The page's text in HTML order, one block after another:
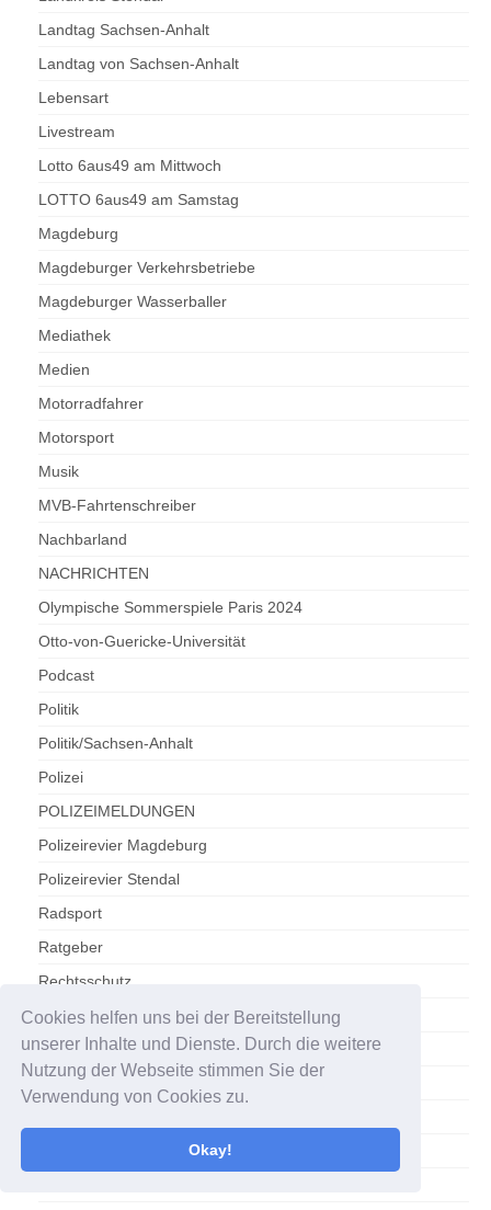
Cookies helfen uns bei der Bereitstellung
unserer Inhalte und Dienste. Durch die weitere
Nutzung der Webseite stimmen Sie der
Verwendung von Cookies zu.
Okay!
Landtag Sachsen-Anhalt
Landtag von Sachsen-Anhalt
Lebensart
Livestream
Lotto 6aus49 am Mittwoch
LOTTO 6aus49 am Samstag
Magdeburg
Magdeburger Verkehrsbetriebe
Magdeburger Wasserballer
Mediathek
Medien
Motorradfahrer
Motorsport
Musik
MVB-Fahrtenschreiber
Nachbarland
NACHRICHTEN
Olympische Sommerspiele Paris 2024
Otto-von-Guericke-Universität
Podcast
Politik
Politik/Sachsen-Anhalt
Polizei
POLIZEIMELDUNGEN
Polizeirevier Magdeburg
Polizeirevier Stendal
Radsport
Ratgeber
Rechtsschutz
Reise-News.
Reisen
Reisen / Tourismus